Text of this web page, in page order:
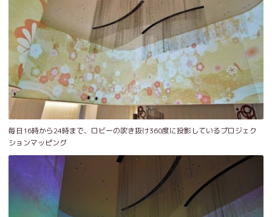
毎日16時から24時まで、ロビーの吹き抜け360度に投影しているプロジェク
ションマッピング